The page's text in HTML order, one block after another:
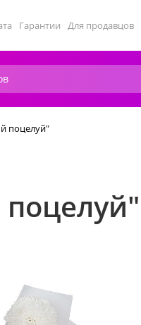
Гарантии Для продавцов
поцелуй"